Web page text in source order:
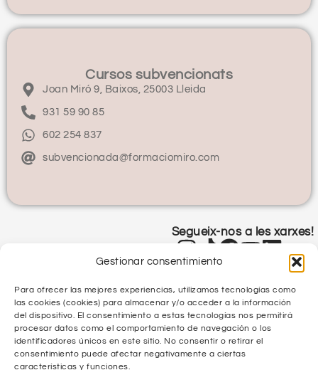
Gestionar consentimiento
Para ofrecer las mejores experiencias, utilizamos tecnologías como
las cookies (cookies) para almacenar y/o acceder a la información
del dispositivo. El consentimiento a estas tecnologías nos permitirá
procesar datos como el comportamiento de navegación o los
identificadores únicos en este sitio. No consentir o retirar el
consentimiento puede afectar negativamente a ciertas
características y funciones.
Cursos subvencionats
Joan Miró 9, Baixos, 25003 Lleida
931 59 90 85
602 254 837
subvencionada@formaciomiro.com
Segueix-nos a les xarxes!
Política de Privacitat